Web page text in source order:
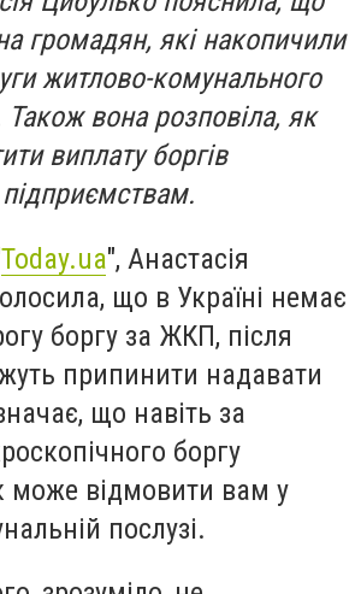
громадян, які накопичили
житлово-комунального
Також вона розповіла, як
виплату боргів
Today.ua", Анастасія
що в Україні немає
боргу за ЖКП, після
припинити надавати
що навіть за
боргу
може відмовити вам у
послузі.